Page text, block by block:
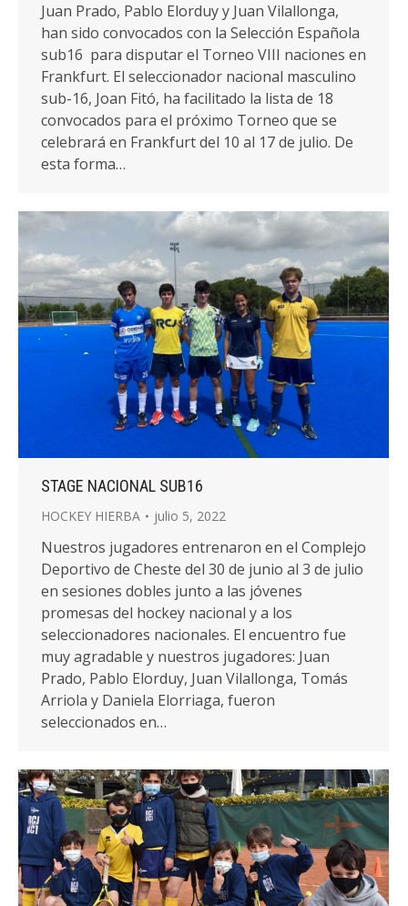
Juan Prado, Pablo Elorduy y Juan Vilallonga,
han sido convocados con la Selección Española
sub16 para disputar el Torneo VIII naciones en
Frankfurt. El seleccionador nacional masculino
sub-16, Joan Fitó, ha facilitado la lista de 18
convocados para el próximo Torneo que se
celebrará en Frankfurt del 10 al 17 de julio. De
esta forma…
STAGE NACIONAL SUB16
HOCKEY HIERBA julio 5, 2022
Nuestros jugadores entrenaron en el Complejo
Deportivo de Cheste del 30 de junio al 3 de julio
en sesiones dobles junto a las jóvenes
promesas del hockey nacional y a los
seleccionadores nacionales. El encuentro fue
muy agradable y nuestros jugadores: Juan
Prado, Pablo Elorduy, Juan Vilallonga, Tomás
Arriola y Daniela Elorriaga, fueron
seleccionados en…